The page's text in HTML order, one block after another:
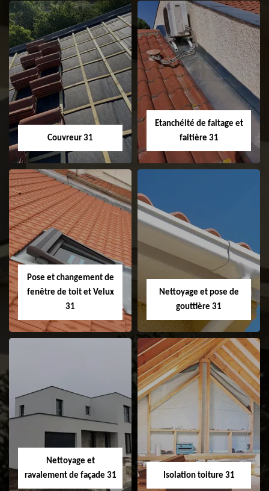
Couvreur 31
Couvreur 31
Etanchéité de faitage et
faitière 31
Etanchéité de
faitage et faitière
31
Pose et changement de
fenêtre de toit et Velux
31
Pose et
changement de
fenêtre de toit et
Velux 31
Nettoyage et pose de
gouttière 31
Nettoyage et pose
Nettoyage et
ravalement de façade 31
Isolation toiture 31